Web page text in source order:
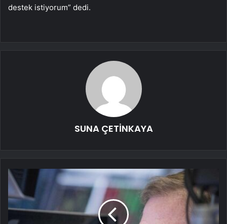
destek istiyorum” dedi.
SUNA ÇETİNKAYA